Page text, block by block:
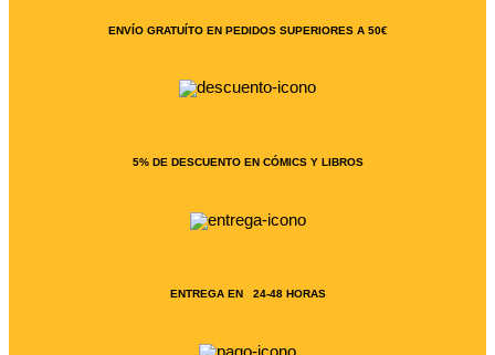
ENVÍO GRATUÍTO EN PEDIDOS SUPERIORES A 50€
5% DE DESCUENTO EN CÓMICS Y LIBROS
ENTREGA EN 24-48 HORAS